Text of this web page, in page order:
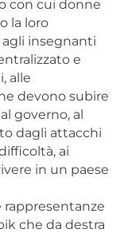
con cui donne
la loro
agli insegnanti
e
alle
devono subire
governo, al
dagli attacchi
ai
in un paese
rappresentanze
che da destra